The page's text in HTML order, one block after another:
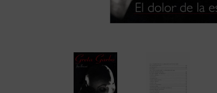
Proyectores
Súper 8